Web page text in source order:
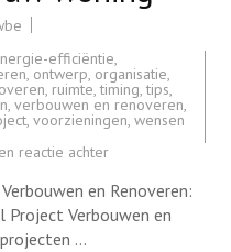
efficiëntie,
, ontwerp, organisatie,
, ruimte,timing,tips,
, verbouwen en renoveren,
, voorzieningen, wensen
reactie achterop
voor
succesvol
verbouwen
en
en Renoveren:
Project Verbouwen en
…